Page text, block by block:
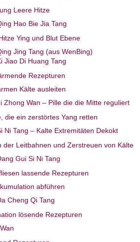
Leere Hitze
Hao Bie Jia Tang
Ying und Blut Ebene
Jing Tang (aus WenBing)
Jiao Di Huang Tang
Rezepturen
Kälte ausleiten
Zhong Wan – Pille die die Mitte reguliert
die ein zerstörtes Yang retten
Ni Tang – Kalte Extremitäten Dekokt
der Leitbahnen und Zerstreuen von Kälte
Gui Si Ni Tang
lassende Rezepturen
abführen
Cheng Qi Tang
lösende Rezepturen